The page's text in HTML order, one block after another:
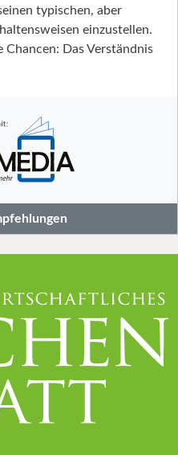
typischen, aber
einzustellen.
Chancen: Das Verständnis